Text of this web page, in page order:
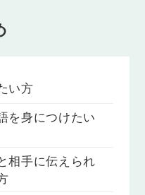
と会話の練習を行
・フレーズを学習
会話の練習を行い
語彙・フレーズを
い方
を身につけたい
相手に伝えられ